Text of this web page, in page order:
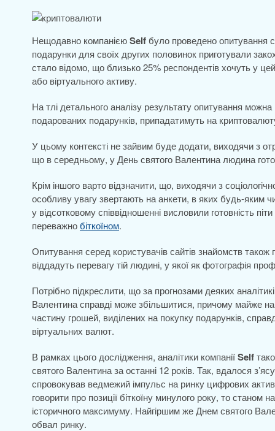
Нещодавно компанієюSelf було проведено опитування
подарунки для своїх других половинок приготували
стало відомо, що близько 25% респондентів хочуть у
або віртуального активу.
На тлі детального аналізу результату опитування
подарованих подарунків, припадатимуть на
У цьому контексті не зайвим буде додати, виходячи з
що в середньому, у День святого Валентина людина
Крім іншого варто відзначити, що, виходячи з
особливу увагу звертають на анкети, в яких будь-яким
у відсотковому співвідношенні висловили готовність
переважнобіткоїном.
Опитування серед користувачів сайтів знайомств
віддадуть перевагу тій людині, у якої як фотографія
Потрібно підкреслити, що за прогнозами деяких
Валентина справді може збільшитися, причому майже
частину грошей, виділених на покупку подарунків,
віртуальних валют.
В рамках цього дослідження, аналітики компаніїSelf
святого Валентина за останні 12 років. Так, вдалося
спровокував ведмежий імпульс на ринку цифрових
говорити про позиції біткоїну минулого року, то
історичного максимуму. Найгіршим же Днем святого
обвал ринку.